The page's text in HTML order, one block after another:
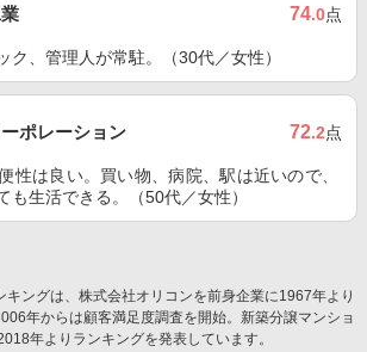
74.0点
ク、管理人が常駐。（30代／女性）
ポレーション 72.2点
性は良い。買い物、病院、駅は近いので、
も生活できる。（50代／女性）
キングは、株式会社オリコンを前身企業に1967年より
年からは顧客満足度調査を開始。新築分譲マンショ
年よりランキングを発表しています。